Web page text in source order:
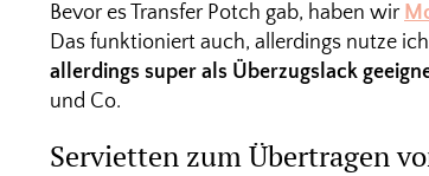
Bevor es Transfer Potch gab, haben wir
Das funktioniert auch, allerdings nutze
allerdings super als Überzugslack
und Co.
Servietten zum Übertragen